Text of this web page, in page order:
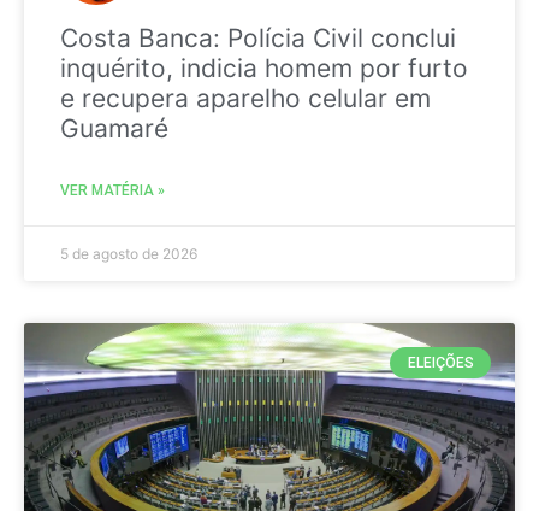
Costa Banca: Polícia Civil conclui
inquérito, indicia homem por furto
e recupera aparelho celular em
Guamaré
VER MATÉRIA »
5 de agosto de 2026
ELEIÇÕES